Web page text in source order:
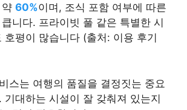
60%이며, 조식 포함 여부에 따른
니다. 프라이빗 풀 같은 특별한 시
호평이 많습니다 (출처: 이용 후기
스는 여행의 품질을 결정짓는 중요
기대하는 시설이 잘 갖춰져 있는지